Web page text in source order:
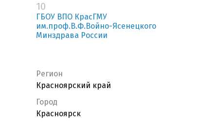
10
ГБОУ ВПО КрасГМУ
им.проф.В.Ф.Войно-Ясенецкого
Минздрава России
Регион
Красноярский край
Город
Красноярск